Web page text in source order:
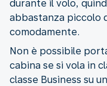
durante il volo,
abbastanza piccolo
comodamente.
Non è possibile
cabina se si vola in
classe Business su